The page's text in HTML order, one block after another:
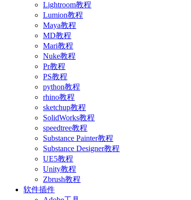
Lightroom教程
Lumion教程
Maya教程
MD教程
Mari教程
Nuke教程
Pr教程
PS教程
python教程
rhino教程
sketchup教程
SolidWorks教程
speedtree教程
Substance Painter教程
Substance Designer教程
UE5教程
Unity教程
Zbrush教程
软件插件